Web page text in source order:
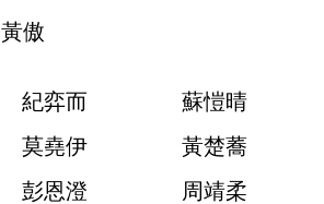
黃傲
紀弈而
蘇愷晴
莫堯伊
黃楚蕎
彭恩澄
周靖柔